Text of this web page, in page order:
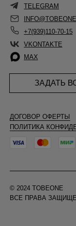
TELEGRAM
+7(939)110-70-15
VKONTAKTE
MAX
ДОГОВОР ОФЕРТЫ
ПОЛИТИКА
ЗАДАТЬ
© 2024 TOBEONE
ВСЕ ПРАВА